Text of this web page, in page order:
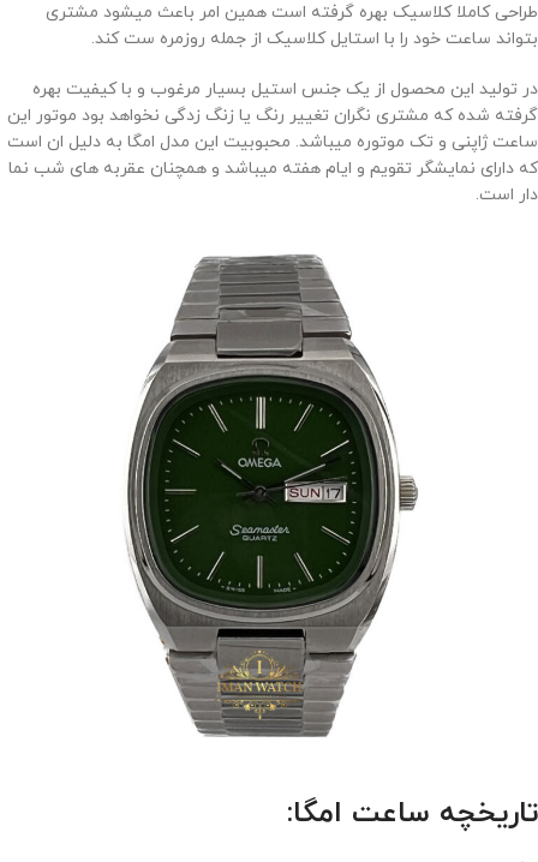
طراحی کاملا کلاسیک بهره گرفته است همین امر باعث میشود مشتری
بتواند ساعت خود را با استایل کلاسیک از جمله روزمره ست کند.
در تولید این محصول از یک جنس استیل بسیار مرغوب و با کیفیت بهره
گرفته شده که مشتری نگران تغییر رنگ یا زنگ زدگی نخواهد بود موتور این
ساعت ژاپنی و تک موتوره میباشد. محبوبیت این مدل امگا به دلیل ان است
که دارای نمایشگر تقویم و ایام هفته میباشد و همچنان عقربه های شب نما
دار است.
تاریخچه ساعت امگا: